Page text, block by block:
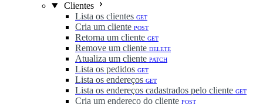
Clientes
Lista os clientes GET
Cria um cliente POST
Retorna um cliente GET
Remove um cliente DELETE
Atualiza um cliente PATCH
Lista os pedidos GET
Lista os endereços GET
Lista os endereços cadastrados pelo cliente GET
Cria um endereço do cliente POST